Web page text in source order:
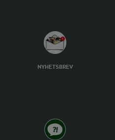
NYHETSBREV